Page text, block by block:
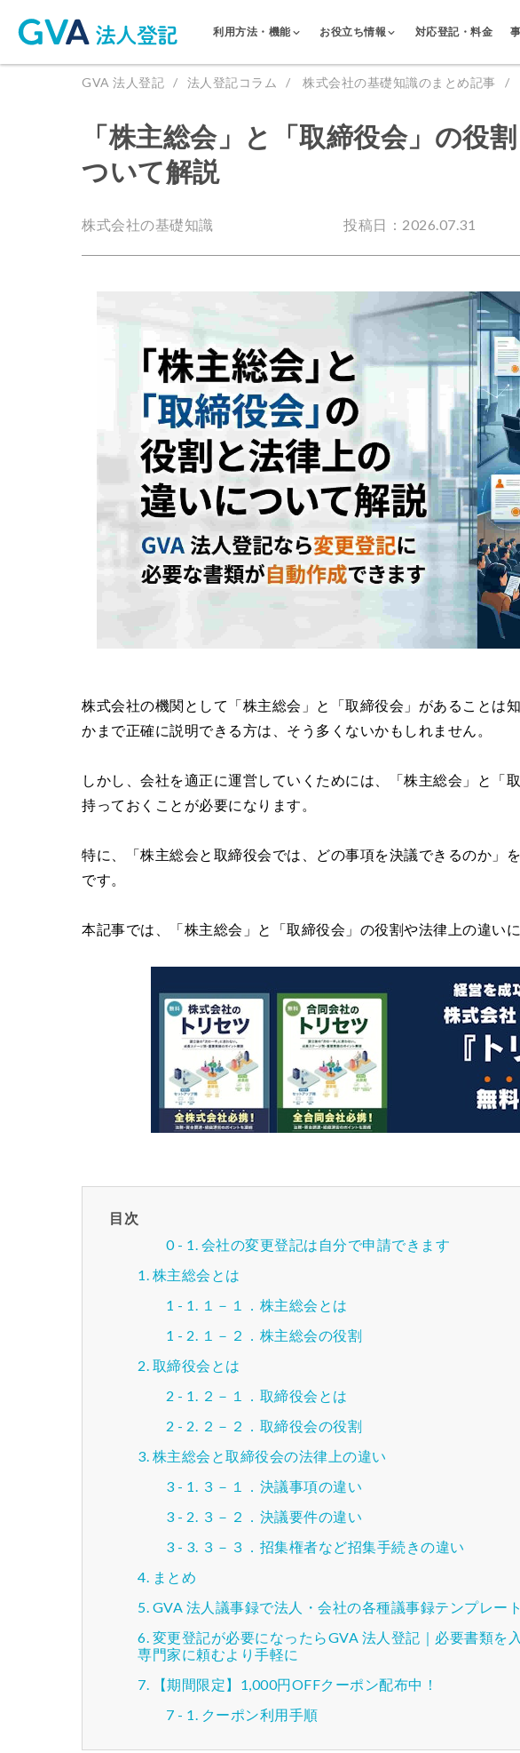
利用方法・機能 お役立ち情報 対応登記・料金
GVA 法人登記 法人登記コラム 株式会社の基礎知識のまとめ記事
「株主総会」と「取締役会」の役
ついて解説
株式会社の基礎知識 投稿日：2026.07.31
株式会社の機関として「株主総会」と「取締役会」があることは
かまで正確に説明できる方は、そう多くないかもしれません。
しかし、会社を適正に運営していくためには、「株主総会」と「
持っておくことが必要になります。
特に、「株主総会と取締役会では、どの事項を決議できるのか」
です。
本記事では、「株主総会」と「取締役会」の役割や法律上の違い
目次
会社の変更登記は自分で申請できます
株主総会とは
１－１．株主総会とは
１－２．株主総会の役割
取締役会とは
２－１．取締役会とは
２－２．取締役会の役割
株主総会と取締役会の法律上の違い
３－１．決議事項の違い
３－２．決議要件の違い
３－３．招集権者など招集手続きの違い
まとめ
GVA 法人議事録で法人・会社の各種議事録テンプレー
変更登記が必要になったらGVA 法人登記｜必要書類を
専門家に頼むより手軽に
【期間限定】1,000円OFFクーポン配布中！
クーポン利用手順